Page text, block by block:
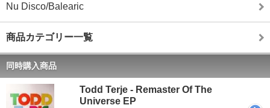
Nu Disco/Balearic
商品カテゴリー一覧
同時購入商品
Todd Terje - Remaster Of The
Universe EP